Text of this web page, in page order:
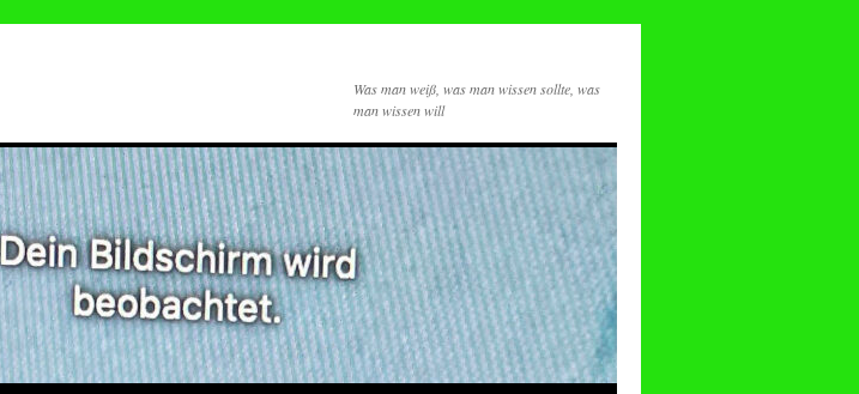
Was man weiß, was man wissen sollte, was
man wissen will